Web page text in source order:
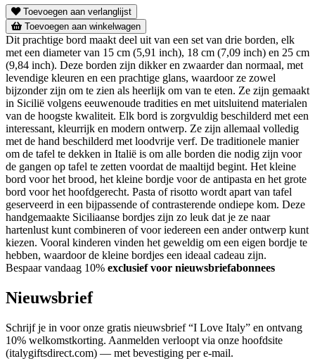
Toevoegen aan verlanglijst
Toevoegen aan winkelwagen
Dit prachtige bord maakt deel uit van een set van drie borden, elk
met een diameter van 15 cm (5,91 inch), 18 cm (7,09 inch) en 25 cm
(9,84 inch). Deze borden zijn dikker en zwaarder dan normaal, met
levendige kleuren en een prachtige glans, waardoor ze zowel
bijzonder zijn om te zien als heerlijk om van te eten. Ze zijn gemaakt
in Sicilië volgens eeuwenoude tradities en met uitsluitend materialen
van de hoogste kwaliteit. Elk bord is zorgvuldig beschilderd met een
interessant, kleurrijk en modern ontwerp. Ze zijn allemaal volledig
met de hand beschilderd met loodvrije verf. De traditionele manier
om de tafel te dekken in Italië is om alle borden die nodig zijn voor
de gangen op tafel te zetten voordat de maaltijd begint. Het kleine
bord voor het brood, het kleine bordje voor de antipasta en het grote
bord voor het hoofdgerecht. Pasta of risotto wordt apart van tafel
geserveerd in een bijpassende of contrasterende ondiepe kom. Deze
handgemaakte Siciliaanse bordjes zijn zo leuk dat je ze naar
hartenlust kunt combineren of voor iedereen een ander ontwerp kunt
kiezen. Vooral kinderen vinden het geweldig om een eigen bordje te
hebben, waardoor de kleine bordjes een ideaal cadeau zijn.
Bespaar vandaag 10% exclusief voor nieuwsbriefabonnees
Nieuwsbrief
Schrijf je in voor onze gratis nieuwsbrief “I Love Italy” en ontvang
10% welkomstkorting. Aanmelden verloopt via onze hoofdsite
(italygiftsdirect.com) — met bevestiging per e-mail.